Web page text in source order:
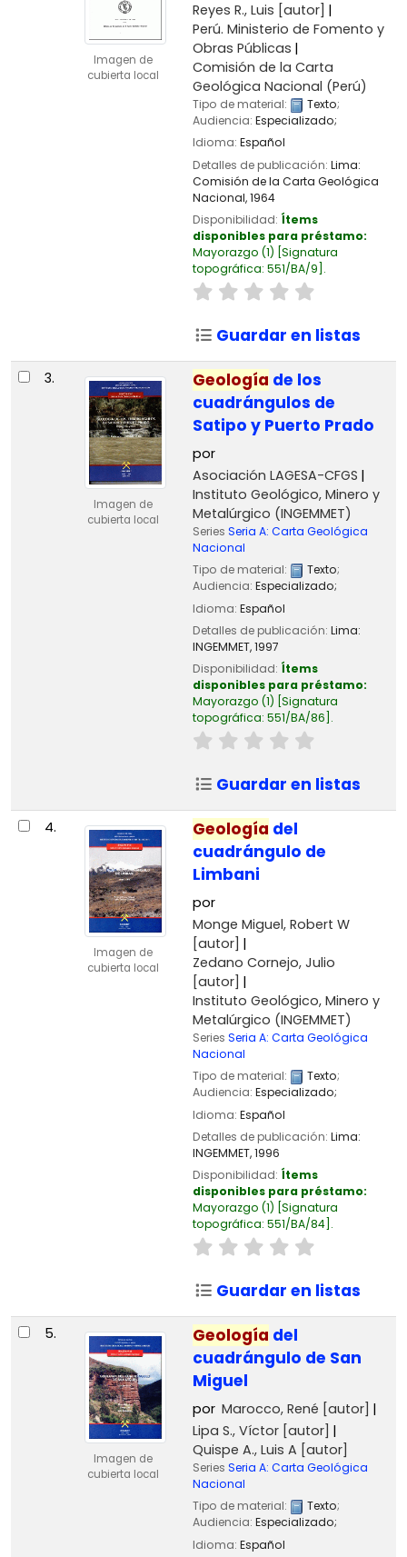
Imagen de
cubierta local
Reyes R., Luis [autor]
Perú. Ministerio de Fomento y
Obras Públicas
Comisión de la Carta
Geológica Nacional (Perú)
Tipo de material: Texto;
Audiencia: Especializado;
Idioma: Español
Detalles de publicación: Lima:
Comisión de la Carta Geológica
Nacional,1964
Disponibilidad: Ítems
disponibles para préstamo:
Mayorazgo (1) Signatura
topográfica: 551/BA/9 .
Guardar en listas
3.
Imagen de
cubierta local
Geología de los
cuadrángulos de
Satipo y Puerto Prado
por
Asociación LAGESA-CFGS
Instituto Geológico, Minero y
Metalúrgico (INGEMMET)
Series Seria A: Carta Geológica
Nacional
Tipo de material:
Texto;
Audiencia: Especializado;
Idioma: Español
Detalles de publicación: Lima:
INGEMMET,1997
Disponibilidad: Ítems
disponibles para préstamo:
Mayorazgo (1) Signatura
topográfica: 551/BA/86 .
Guardar en listas
4.
Imagen de
cubierta local
Geología del
cuadrángulo de
Limbani
por
Monge Miguel, Robert W
[autor]
Zedano Cornejo, Julio
[autor]
Instituto Geológico, Minero y
Metalúrgico (INGEMMET)
Series Seria A: Carta Geológica
Nacional
Tipo de material:
Texto;
Audiencia: Especializado;
Idioma: Español
Detalles de publicación: Lima:
INGEMMET,1996
Disponibilidad: Ítems
disponibles para préstamo:
Mayorazgo (1) Signatura
topográfica: 551/BA/84 .
Guardar en listas
5.
Imagen de
cubierta local
Geología del
cuadrángulo de San
Miguel
por Marocco, René [autor]
Lipa S., Víctor[autor]
Quispe A., Luis A [autor]
Series Seria A: Carta Geológica
Nacional
Tipo de material:
Texto;
Audiencia: Especializado;
Idioma: Español